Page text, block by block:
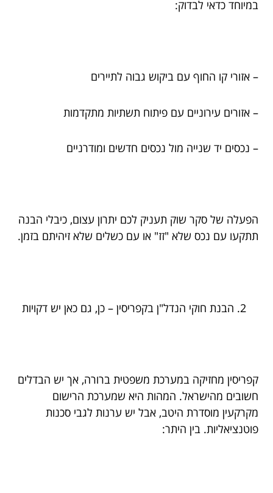
במיוחד כדאי לבדוק:
– אזורי קו החוף עם ביקוש גבוה לתיירים
– אזורים עירוניים עם פיתוח תשתיות מתקדמות
– נכסים יד שנייה מול נכסים חדשים ומודרניים
הפעלה של סקר שוק תעניק לכם יתרון עצום, כיבלי הבנה
תתקעו עם נכס שלא "זז" או עם כשלים שלא זיהיתם בזמן.
הבנת חוקי הנדל"ן בקפריסין – כן, גם כאן יש דקויות
קפריסין מחזיקה במערכת משפטית ברורה, אך יש הבדלים
חשובים מהישראל. המהות היא שמערכת הרישום
מקרקעין מוסדרת היטב, אבל יש ערנות לגבי סכנות
פוטנציאליות. בין היתר: